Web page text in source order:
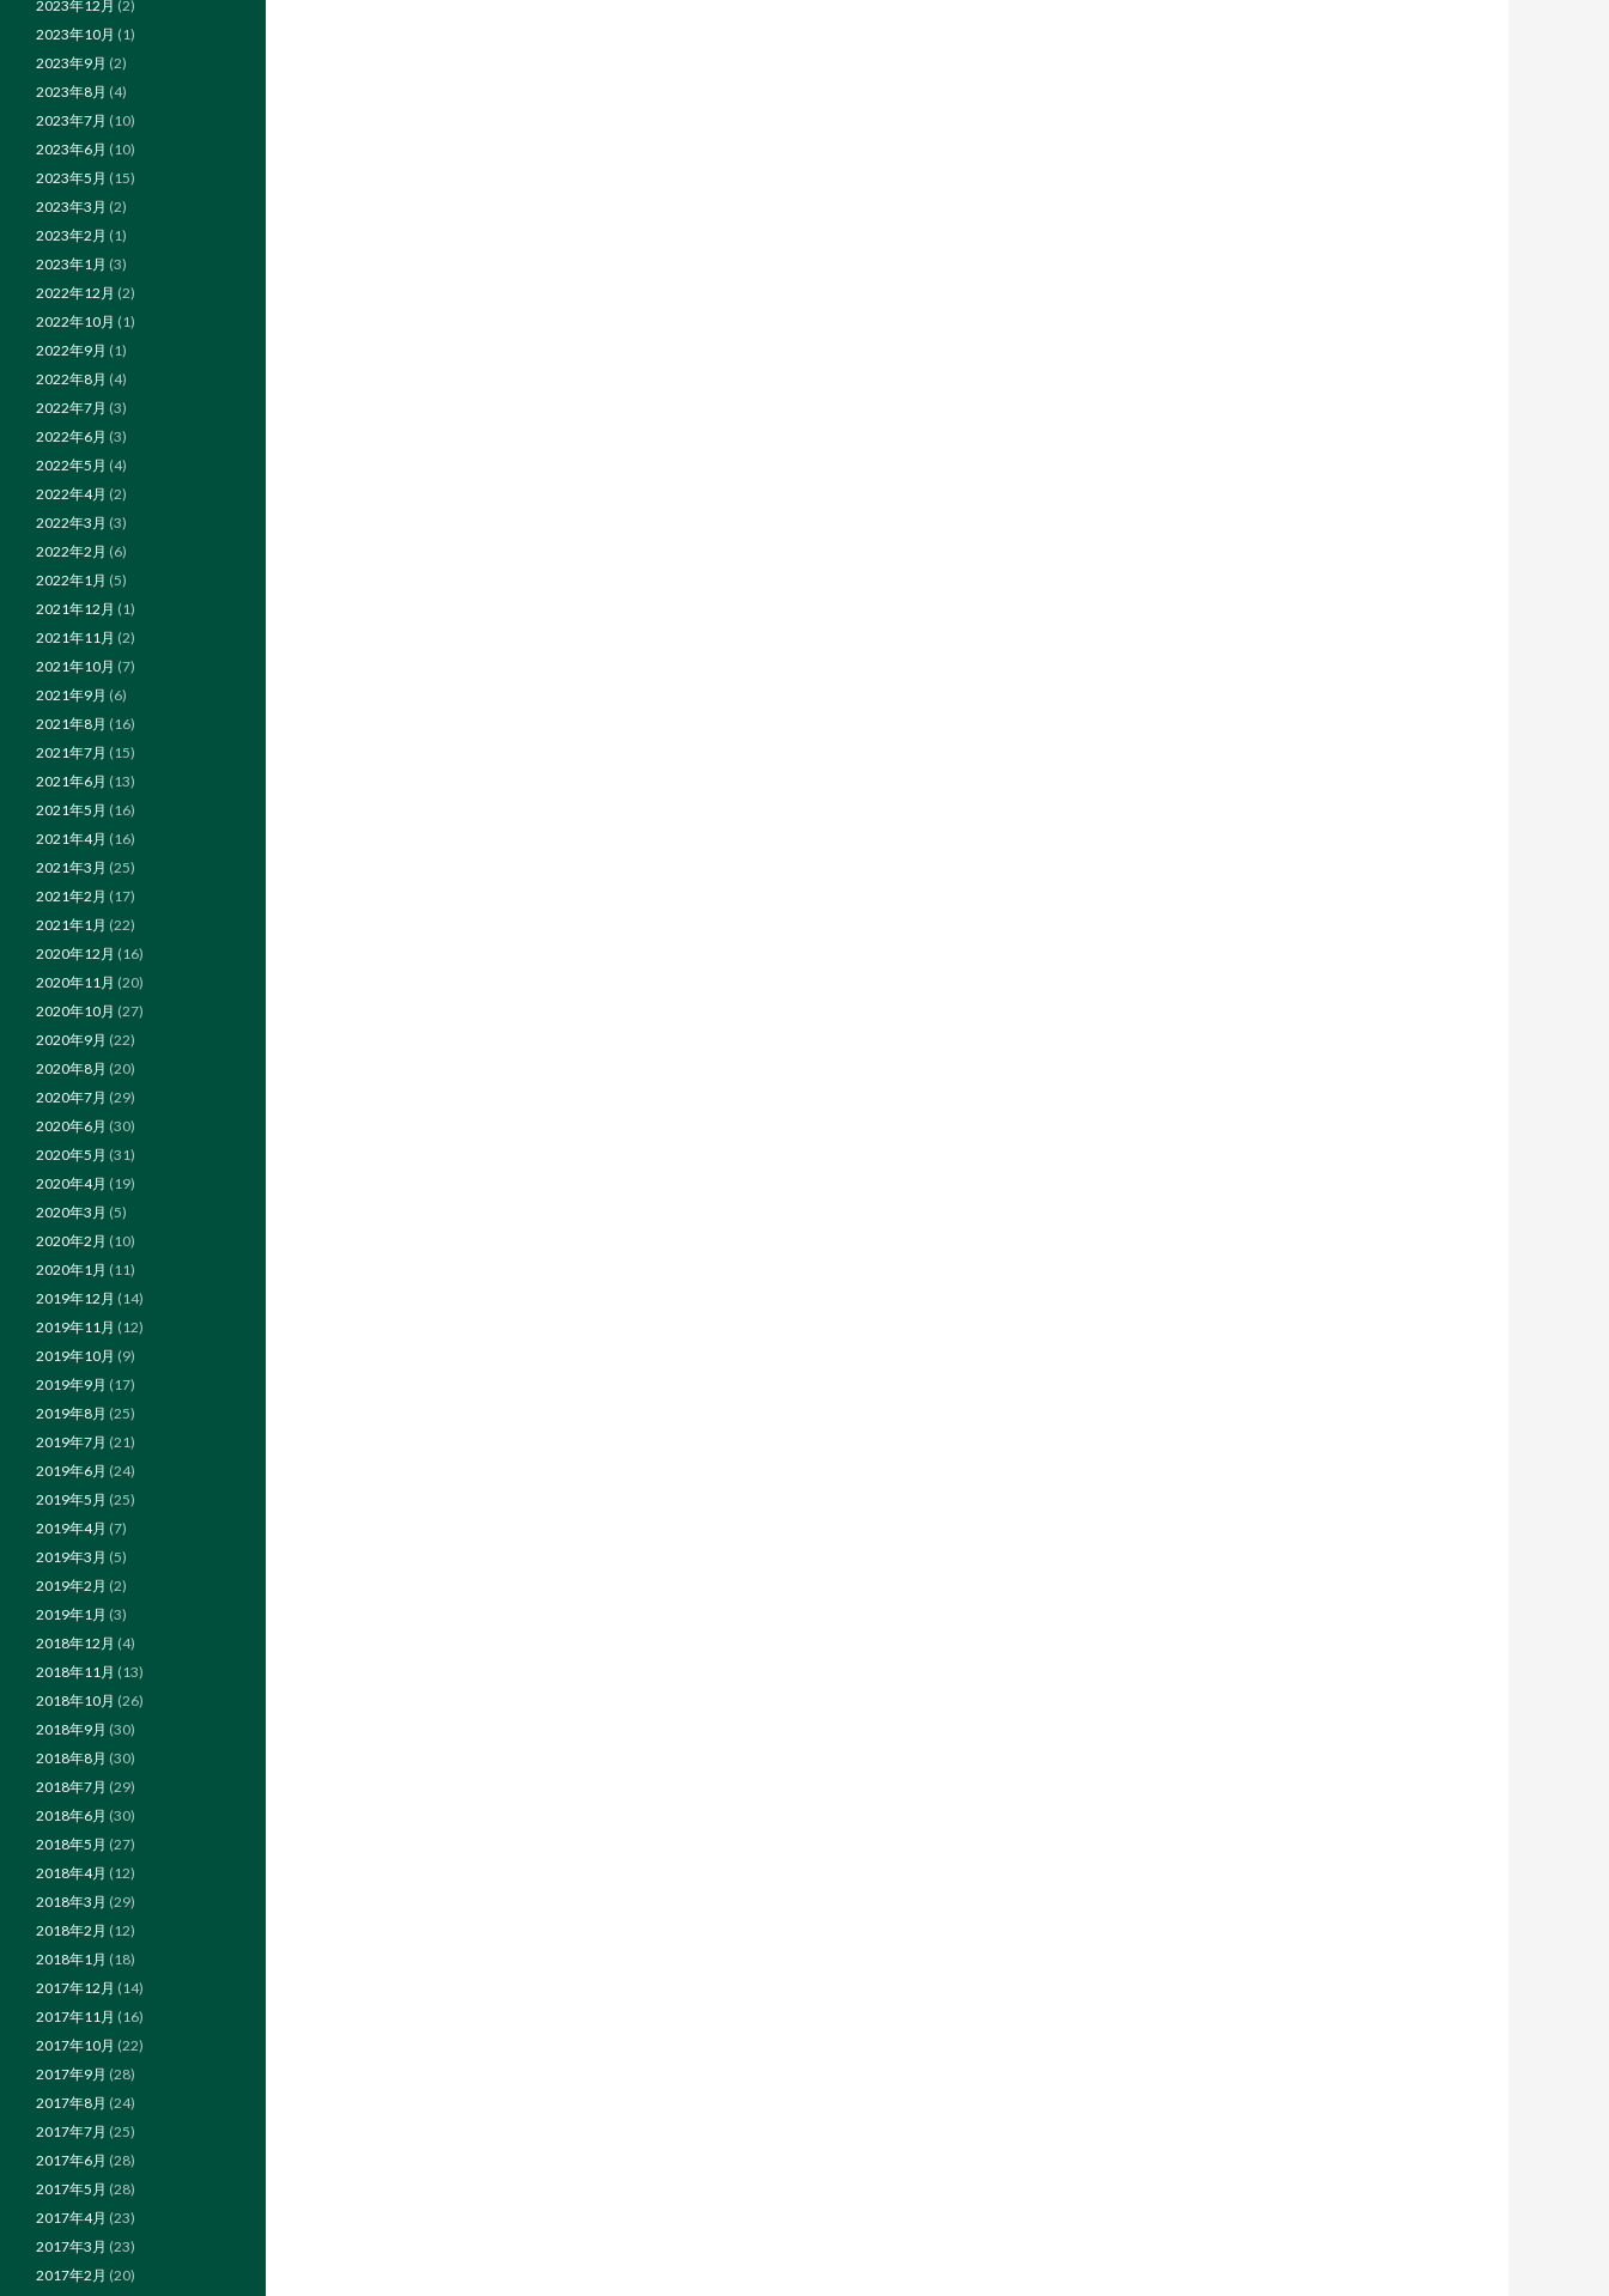
2023年12月 (2)
2023年10月 (1)
2023年9月 (2)
2023年8月 (4)
2023年7月 (10)
2023年6月 (10)
2023年5月 (15)
2023年3月 (2)
2023年2月 (1)
2023年1月 (3)
2022年12月 (2)
2022年10月 (1)
2022年9月 (1)
2022年8月 (4)
2022年7月 (3)
2022年6月 (3)
2022年5月 (4)
2022年4月 (2)
2022年3月 (3)
2022年2月 (6)
2022年1月 (5)
2021年12月 (1)
2021年11月 (2)
2021年10月 (7)
2021年9月 (6)
2021年8月 (16)
2021年7月 (15)
2021年6月 (13)
2021年5月 (16)
2021年4月 (16)
2021年3月 (25)
2021年2月 (17)
2021年1月 (22)
2020年12月 (16)
2020年11月 (20)
2020年10月 (27)
2020年9月 (22)
2020年8月 (20)
2020年7月 (29)
2020年6月 (30)
2020年5月 (31)
2020年4月 (19)
2020年3月 (5)
2020年2月 (10)
2020年1月 (11)
2019年12月 (14)
2019年11月 (12)
2019年10月 (9)
2019年9月 (17)
2019年8月 (25)
2019年7月 (21)
2019年6月 (24)
2019年5月 (25)
2019年4月 (7)
2019年3月 (5)
2019年2月 (2)
2019年1月 (3)
2018年12月 (4)
2018年11月 (13)
2018年10月 (26)
2018年9月 (30)
2018年8月 (30)
2018年7月 (29)
2018年6月 (30)
2018年5月 (27)
2018年4月 (12)
2018年3月 (29)
2018年2月 (12)
2018年1月 (18)
2017年12月 (14)
2017年11月 (16)
2017年10月 (22)
2017年9月 (28)
2017年8月 (24)
2017年7月 (25)
2017年6月 (28)
2017年5月 (28)
2017年4月 (23)
2017年3月 (23)
2017年2月 (20)